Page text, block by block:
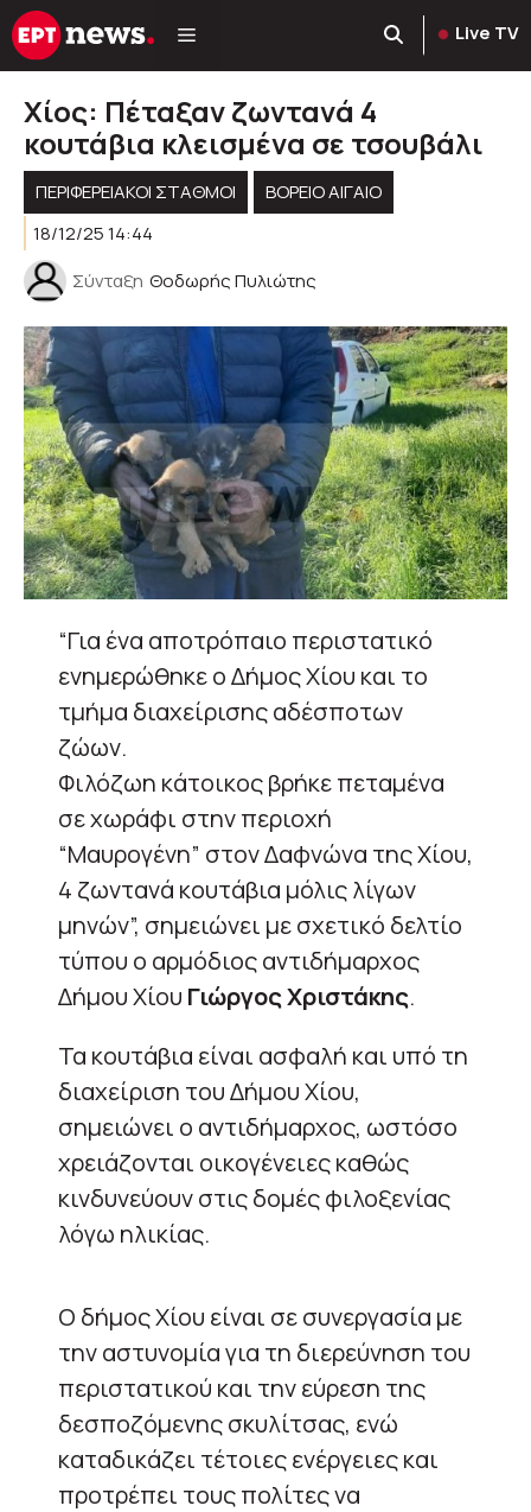
Μετάβαση
σε
Live TV
Χίος: Πέταξαν ζωντανά 4
κουτάβια κλεισμένα σε τσουβάλι
ΠΕΡΙΦΕΡΕΙΑΚΟΊ ΣΤΑΘΜΟΊ
ΒΟΡΕΙΟ ΑΙΓΑΙΟ
18/12/25 14:44
Σύνταξη Θοδωρής Πυλιώτης
“Για ένα αποτρόπαιο περιστατικό
ενημερώθηκε ο Δήμος Χίου και το
τμήμα διαχείρισης αδέσποτων
ζώων.
Φιλόζωη κάτοικος βρήκε πεταμένα
σε χωράφι στην περιοχή
“Μαυρογένη” στον Δαφνώνα της Χίου,
4 ζωντανά κουτάβια μόλις λίγων
μηνών”, σημειώνει με σχετικό δελτίο
τύπου ο αρμόδιος αντιδήμαρχος
Δήμου Χίου Γιώργος Χριστάκης.
Τα κουτάβια είναι ασφαλή και υπό τη
διαχείριση του Δήμου Χίου,
σημειώνει ο αντιδήμαρχος, ωστόσο
χρειάζονται οικογένειες καθώς
κινδυνεύουν στις δομές φιλοξενίας
λόγω ηλικίας.
Ο δήμος Χίου είναι σε συνεργασία με
την αστυνομία για τη διερεύνηση του
περιστατικού και την εύρεση της
δεσποζόμενης σκυλίτσας, ενώ
καταδικάζει τέτοιες ενέργειες και
προτρέπει τους πολίτες να